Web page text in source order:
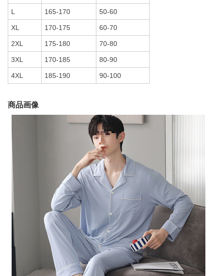
L 165-170 50-60
XL 170-175 60-70
2XL 175-180 70-80
3XL 170-185 80-90
4XL 185-190 90-100
商品画像